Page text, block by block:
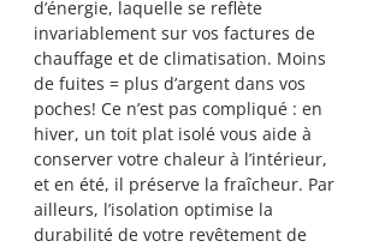
d’énergie, laquelle se reflète
invariablement sur vos factures de
chauffage et de climatisation. Moins
de fuites = plus d’argent dans vos
poches! Ce n’est pas compliqué : en
hiver, un toit plat isolé vous aide à
conserver votre chaleur à l’intérieur,
et en été, il préserve la fraîcheur. Par
ailleurs, l’isolation optimise la
durabilité de votre revêtement de